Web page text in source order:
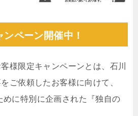
ペーン開催中！
様限定キャンペーンとは、石川
ご依頼したお客様に向けて、
めに特別に企画された『独自の